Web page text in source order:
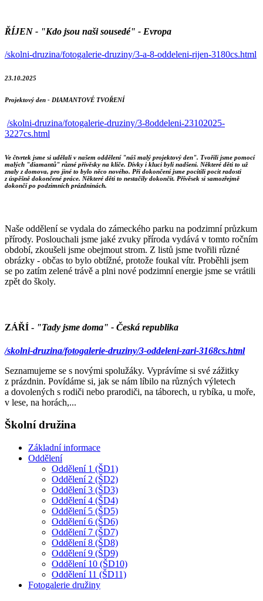
ŘÍJEN - "Kdo jsou naši sousedé" - Evropa
/skolni-druzina/fotogalerie-druziny/3-a-8-oddeleni-rijen-3180cs.html
23.10.2025
Projektový den - DIAMANTOVÉ TVOŘENÍ
/skolni-druzina/fotogalerie-druziny/3-8oddeleni-23102025-
3227cs.html
Ve čtvrtek jsme si udělali v našem oddělení "náš malý projektový den". Tvořili jsme pomocí
malých "diamantů" různé přívěsky na klíče. Dívky i kluci byli nadšeni. Některé děti to už
znaly z domova, pro jiné to bylo něco nového. Při dokončení jsme pocítili pocit radosti
z úspěšně dokončené práce. Některé děti to nestačily dokončit. Přívěsek si samozřejmě
dokončí po podzimních prázdninách.
Naše oddělení se vydala do zámeckého parku na podzimní průzkum
přírody. Poslouchali jsme jaké zvuky příroda vydává v tomto ročním
období, zkoušeli jsme obejmout strom. Z listů jsme tvořili různé
obrázky - občas to bylo obtížné, protože foukal vítr. Proběhli jsem
se po zatím zelené trávě a plni nové podzimní energie jsme se vrátili
zpět do školy.
ZÁŘÍ - "Tady jsme doma" - Česká republika
/skolni-druzina/fotogalerie-druziny/3-oddeleni-zari-3168cs.html
Seznamujeme se s novými spolužáky. Vyprávíme si své zážitky
z prázdnin. Povídáme si, jak se nám líbilo na různých výletech
a dovolených s rodiči nebo prarodiči, na táborech, u rybíka, u moře,
v lese, na horách,...
Školní družina
Základní informace
Oddělení
Oddělení 1 (ŠD1)
Oddělení 2 (ŠD2)
Oddělení 3 (ŠD3)
Oddělení 4 (ŠD4)
Oddělení 5 (ŠD5)
Oddělení 6 (ŠD6)
Oddělení 7 (ŠD7)
Oddělení 8 (ŠD8)
Oddělení 9 (ŠD9)
Oddělení 10 (ŠD10)
Oddělení 11 (ŠD11)
Fotogalerie družiny